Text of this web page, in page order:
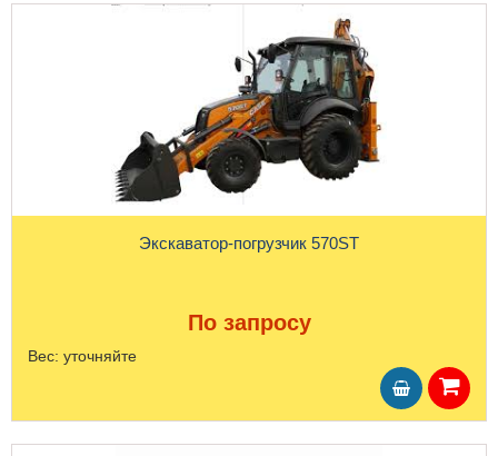
Экскаватор-погрузчик 570ST
По запросу
Вес: уточняйте